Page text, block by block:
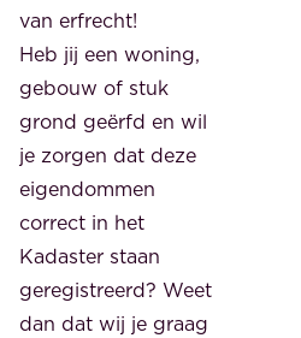
van erfrecht!
Heb jij een woning,
gebouw of stuk
grond geërfd en wil
je zorgen dat deze
eigendommen
correct in het
Kadaster staan
geregistreerd? Weet
dan dat wij je graag